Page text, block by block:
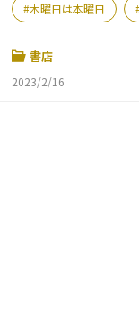
木曜日は本曜日
書店
2023/2/16